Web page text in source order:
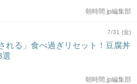
朝時間.jp編集部
7/31 (金)
れる」食べ過ぎリセット！豆腐丼
選
朝時間.jp編集部